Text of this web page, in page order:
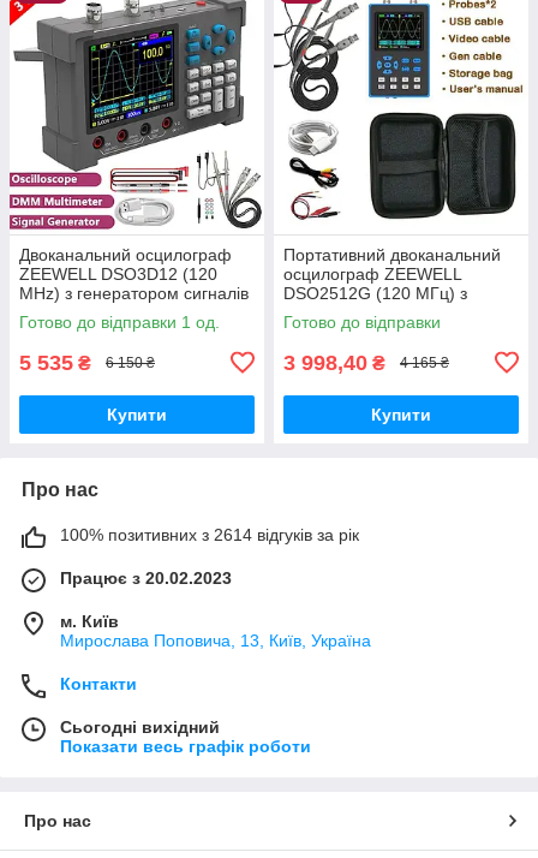
Двоканальний осцилограф
ZEEWELL DSO3D12 (120
MHz) з генератором сигналів
і мультиметром
Готово до відправки 1 од.
5 535 ₴ 6 150 ₴
Купити
Портативний двоканальний
осцилограф ZEEWELL
DSO2512G (120 МГц) з
генератором до 10 МГц
Готово до відправки
3 998,40 ₴ 4 165 ₴
Купити
Про нас
100% позитивних з 2614 відгуків за рік
Працює з 20.02.2023
м. Київ
Мирослава Поповича, 13, Київ, Україна
Контакти
Сьогодні вихідний
Показати весь графік роботи
Про нас